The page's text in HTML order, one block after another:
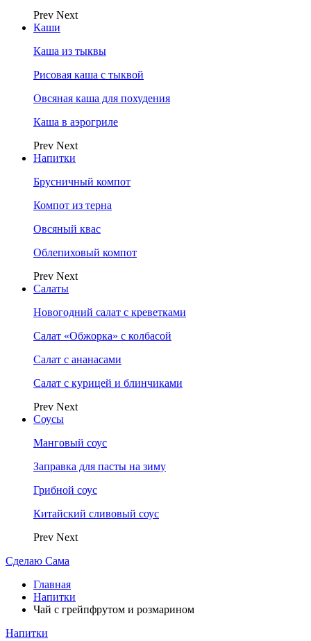
Prev Next
Каши
Каша из тыквы
Рисовая каша с тыквой
Овсяная каша для похудения
Каша в аэрогриле
Prev Next
Напитки
Брусничный компот
Компот из терна
Овсяный квас
Облепиховый компот
Prev Next
Салаты
Новогодний салат с креветками
Салат «Обжорка» с колбасой
Салат с ананасами
Салат с курицей и блинчиками
Prev Next
Соусы
Манговый соус
Заправка для пасты на зиму
Грибной соус
Китайский сливовый соус
Prev Next
Сделаю Сама
Главная
Напитки
Чай с грейпфрутом и розмарином
Напитки